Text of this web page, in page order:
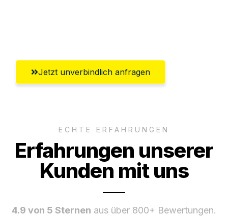
Jetzt unverbindlich anfragen
ECHTE ERFAHRUNGEN
Erfahrungen unserer
Kunden mit uns
4.9 von 5 Sternen aus über 800+ Bewertungen.